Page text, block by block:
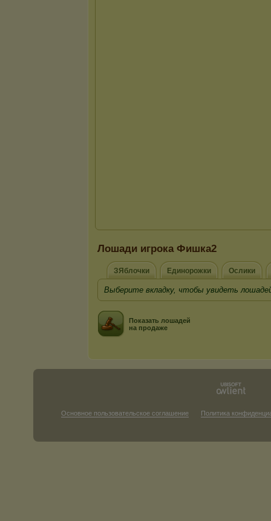
Лошади игрока Фишка2
ЗЯблочки Единорожки Ослики
Выберите вкладку, чтобы увидеть
Показать лошадей
на продаже
Основное пользовательское соглашение Политика